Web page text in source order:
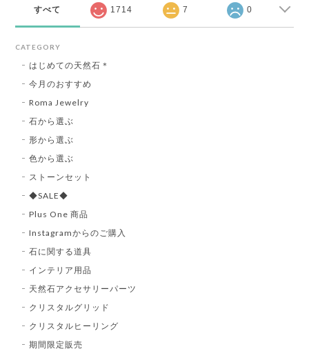
すべて 1714 7 0
CATEGORY
はじめての天然石＊
今月のおすすめ
Roma Jewelry
石から選ぶ
形から選ぶ
色から選ぶ
ストーンセット
◆SALE◆
Plus One 商品
Instagramからのご購入
石に関する道具
インテリア用品
天然石アクセサリーパーツ
クリスタルグリッド
クリスタルヒーリング
期間限定販売